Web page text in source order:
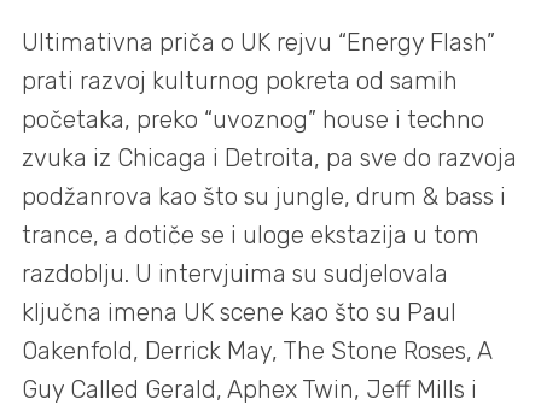
Ultimativna priča o UK rejvu “Energy Flash”
prati razvoj kulturnog pokreta od samih
početaka, preko “uvoznog” house i techno
zvuka iz Chicaga i Detroita, pa sve do razvoja
podžanrova kao što su jungle, drum & bass i
trance, a dotiče se i uloge ekstazija u tom
razdoblju. U intervjuima su sudjelovala
ključna imena UK scene kao što su Paul
Oakenfold, Derrick May, The Stone Roses, A
Guy Called Gerald, Aphex Twin, Jeff Mills i